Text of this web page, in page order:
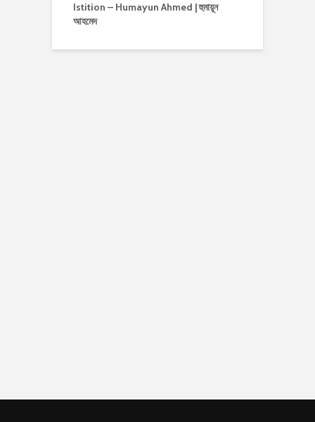
Istition – Humayun Ahmed | হুমায়ূন
আহমেদ